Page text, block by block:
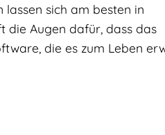
lassen sich am besten in
die Augen dafür, dass das
die es zum Leben